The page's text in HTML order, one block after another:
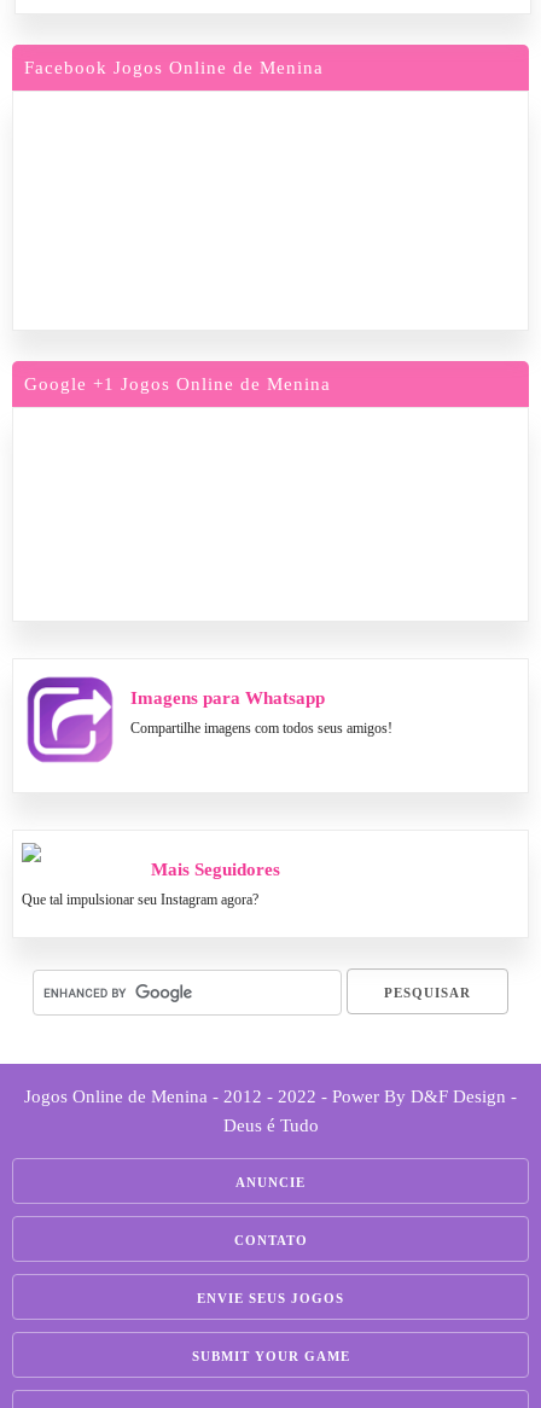
Facebook Jogos Online de Menina
Google +1 Jogos Online de Menina
Imagens para Whatsapp
Compartilhe imagens com todos seus amigos!
Mais Seguidores
Que tal impulsionar seu Instagram agora?
Jogos Online de Menina - 2012 - 2022 - Power By D&F Design -
Deus é Tudo
ANUNCIE
CONTATO
ENVIE SEUS JOGOS
SUBMIT YOUR GAME